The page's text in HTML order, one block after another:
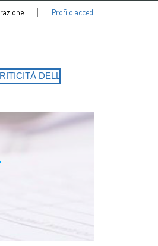
Profilo accedi
PIATTAFORMA SIATeSS con la